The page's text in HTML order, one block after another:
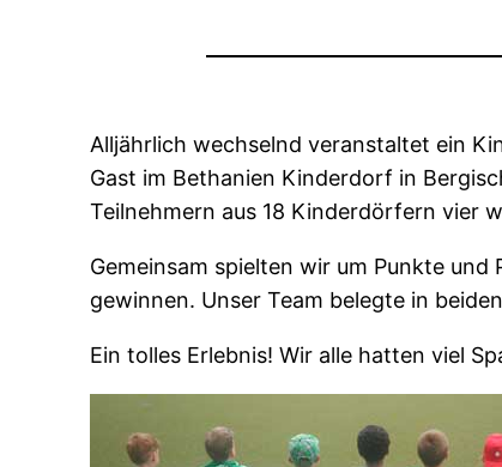
Alljährlich wechselnd veranstaltet ein
Gast im Bethanien Kinderdorf in
Teilnehmern aus 18 Kinderdörfern vier
Gemeinsam spielten wir um Punkte
gewinnen. Unser Team belegte in
Ein tolles Erlebnis! Wir alle hatten viel